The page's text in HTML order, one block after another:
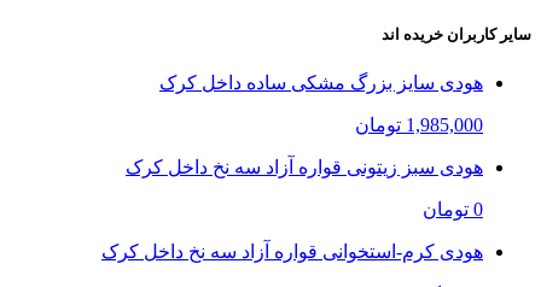
سایر کاربران خریده اند
هودی سایز بزرگ مشکی ساده داخل کرک
1,985,000 تومان
هودی سبز زیتونی قواره آزاد سه نخ داخل کرک
0 تومان
هودی کرم-استخوانی قواره آزاد سه نخ داخل کرک